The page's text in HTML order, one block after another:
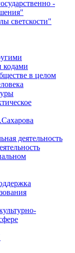
-
светскости"
в целом
деятельность